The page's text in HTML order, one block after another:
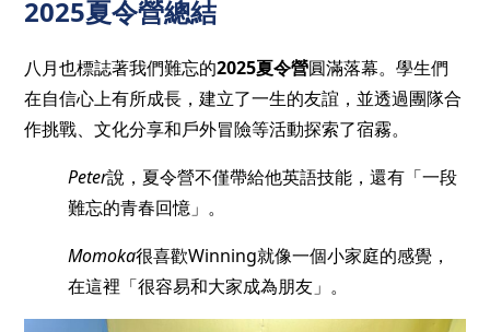
2025夏令營總結
八月也標誌著我們難忘的2025夏令營圓滿落幕。學生們
在自信心上有所成長，建立了一生的友誼，並透過團隊合
作挑戰、文化分享和戶外冒險等活動探索了宿霧。
Peter說，夏令營不僅帶給他英語技能，還有「一段
難忘的青春回憶」。
Momoka很喜歡Winning就像一個小家庭的感覺，
在這裡「很容易和大家成為朋友」。